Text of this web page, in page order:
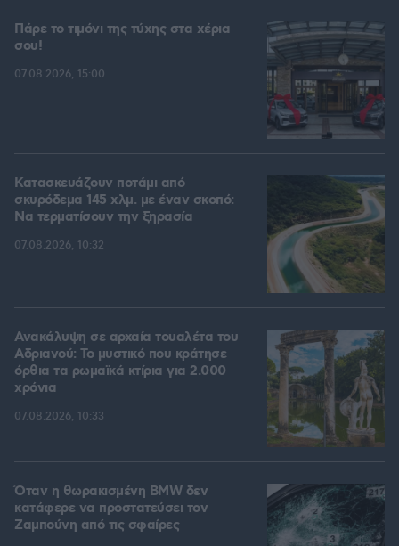
Πάρε το τιμόνι της τύχης στα χέρια
σου!
07.08.2026, 15:00
Κατασκευάζουν ποτάμι από
σκυρόδεμα 145 χλμ. με έναν σκοπό:
Να τερματίσουν την ξηρασία
07.08.2026, 10:32
Ανακάλυψη σε αρχαία τουαλέτα του
Αδριανού: Το μυστικό που κράτησε
όρθια τα ρωμαϊκά κτίρια για 2.000
χρόνια
07.08.2026, 10:33
Όταν η θωρακισμένη BMW δεν
κατάφερε να προστατεύσει τον
Ζαμπούνη από τις σφαίρες